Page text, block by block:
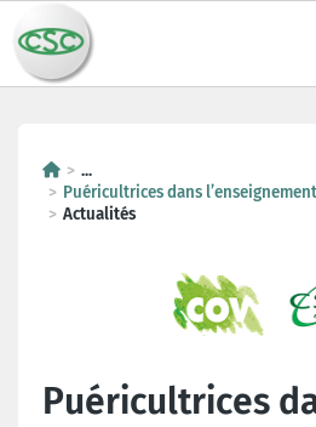
...
Puéricultrices dans
Actualités
Puéricultrices